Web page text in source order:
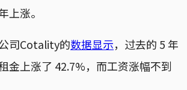
上涨。
司Cotality的数据显示，过去的 5 年
金上涨了 42.7%，而工资涨幅不到